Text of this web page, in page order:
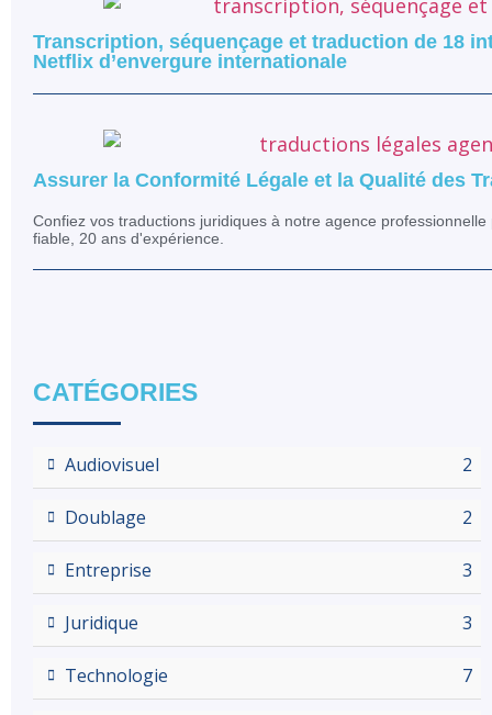
Transcription, séquençage et traduction de 18
Netflix d’envergure internationale
Assurer la Conformité Légale et la Qualité des
Confiez vos traductions juridiques à notre agence
fiable, 20 ans d'expérience.
CATÉGORIES
Audiovisuel 2
Doublage 2
Entreprise 3
Juridique 3
Technologie 7